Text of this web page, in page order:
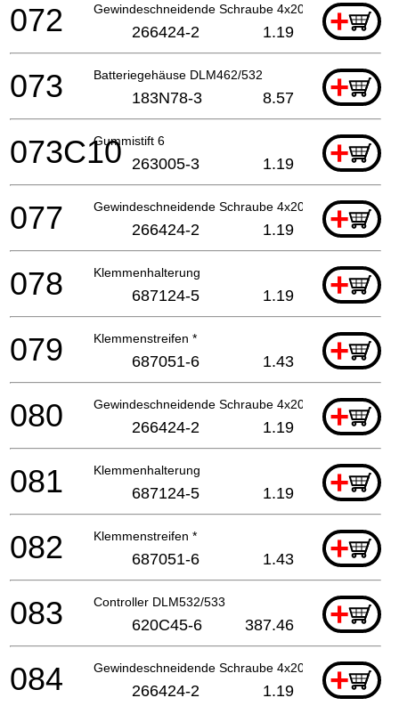
Gewindeschneidende Schraube 4x20 +
072 266424-2 1.19
Batteriegehäuse DLM462/532 +
073 183N78-3 8.57
Gummistift 6 +
073C10 263005-3 1.19
Gewindeschneidende Schraube 4x20 +
077 266424-2 1.19
Klemmenhalterung +
078 687124-5 1.19
Klemmenstreifen * +
079 687051-6 1.43
Gewindeschneidende Schraube 4x20 +
080 266424-2 1.19
Klemmenhalterung +
081 687124-5 1.19
Klemmenstreifen * +
082 687051-6 1.43
Controller DLM532/533 +
083 620C45-6 387.46
Gewindeschneidende Schraube 4x20 +
084 266424-2 1.19